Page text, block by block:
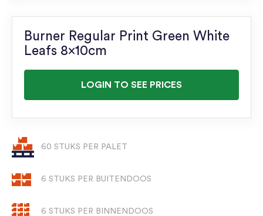
Burner Regular Print Green White
Leafs 8x10cm
LOGIN TO SEE PRICES
60 STUKS PER PALET
6 STUKS PER BUITENDOOS
6 STUKS PER BINNENDOOS